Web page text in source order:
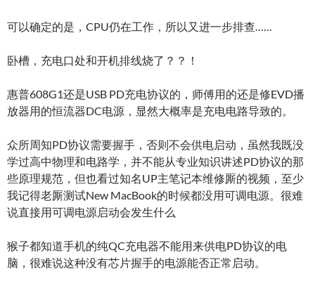
可以确定的是，CPU仍在工作，所以又进一步排查……
卧槽，充电口处和开机排线烧了？？！
惠普608G1还是USB PD充电协议的，师傅用的还是修EVD播
放器用的恒流器DC电源，显然大概率是充电电路导致的。
众所周知PD协议需要握手，否则不会供电启动，虽然我既没
学过高中物理和电路学，并不能从专业知识讲述PD协议的那
些原理规范，但也看过知名UP主笔记本维修厮的视频，至少
我记得老厮测试New MacBook的时候都没用可调电源。很难
说直接用可调电源启动会发生什么
猴子都知道手机的纯QC充电器不能用来供电PD协议的电
脑，很难说这种没有芯片握手的电源能否正常启动。